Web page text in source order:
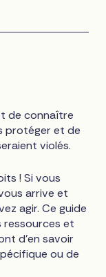
de connaître
protéger et de
violés.
! Si vous
arrive et
agir. Ce guide
ressources et
d'en savoir
ou de